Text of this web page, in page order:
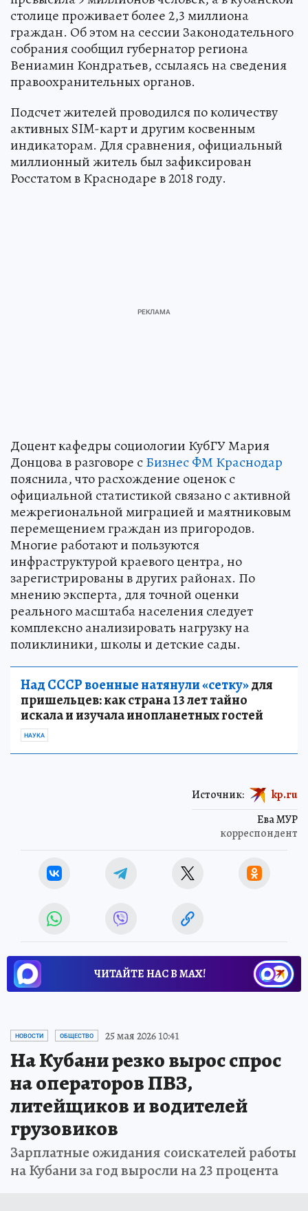
столице проживает более 2,3 миллиона
граждан. Об этом на сессии Законодательного
собрания сообщил губернатор региона
Вениамин Кондратьев, ссылаясь на сведения
правоохранительных органов.
Подсчет жителей проводился по количеству
активных SIM-карт и другим косвенным
индикаторам. Для сравнения, официальный
миллионный житель был зафиксирован
Росстатом в Краснодаре в 2018 году.
Доцент кафедры социологии КубГУ Мария
Донцова в разговоре сБизнес ФМ Краснодар
пояснила, что расхождение оценок с
официальной статистикой связано с активной
межрегиональной миграцией и маятниковым
перемещением граждан из пригородов.
Многие работают и пользуются
инфраструктурой краевого центра, но
зарегистрированы в других районах. По
мнению эксперта, для точной оценки
реального масштаба населения следует
комплексно анализировать нагрузку на
поликлиники, школы и детские сады.
Над СССР военные натянули «сетку»для
пришельцев: как страна 13 лет тайно
искала и изучала инопланетных гостей
НАУКА
Ева МУР
корреспондент
Источник: kp.ru
ЧИТАЙТЕ НАС В МАХ!
НОВОСТИ ОБЩЕСТВО 25 мая 2026 10:41
На Кубани резко вырос спрос
на операторов ПВЗ,
литейщиков и водителей
грузовиков
Зарплатные ожидания соискателей работы
на Кубани за год выросли на 23 процента